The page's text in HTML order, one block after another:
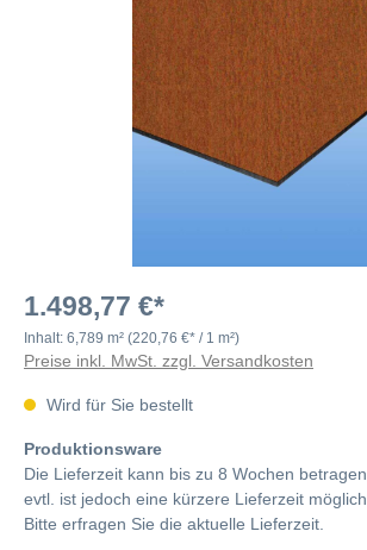
1.498,77 €*
Inhalt: 6,789 m² (220,76 €* / 1 m²)
Preise inkl. MwSt. zzgl. Versandkosten
Wird für Sie bestellt
Produktionsware
Die Lieferzeit kann bis zu 8 Wochen betragen,
evtl. ist jedoch eine kürzere Lieferzeit möglich.
Bitte erfragen Sie die aktuelle Lieferzeit.